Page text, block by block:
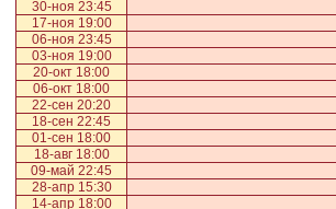
30-ноя 23:45
17-ноя 19:00
06-ноя 23:45
03-ноя 19:00
20-окт 18:00
06-окт 18:00
22-сен 20:20
18-сен 22:45
01-сен 18:00
18-авг 18:00
09-май 22:45
28-апр 15:30
14-апр 18:00